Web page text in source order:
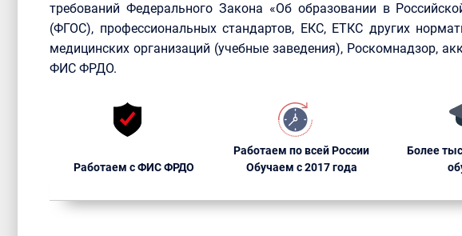
требований Федерального Закона «Об образовании в
(ФГОС), профессиональных стандартов, ЕКС, ЕТКС других
медицинских организаций (учебные заведения), Роскомнадзор,
ФИС ФРДО.
Работаем с ФИС ФРДО
Работаем по всей России
Обучаем с 2017 года
Более